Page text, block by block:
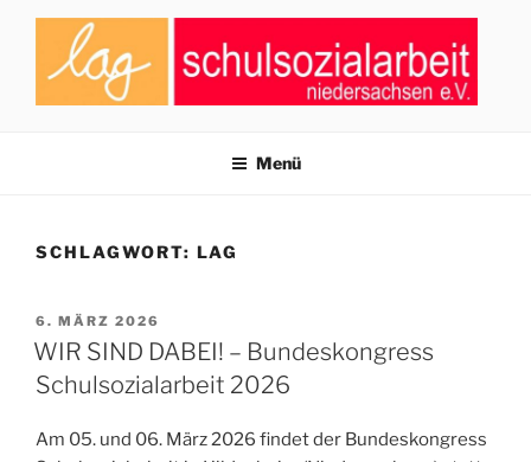
Zum
springen
NIEDERSACHSEN E.V.
Menü
SCHLAGWORT: LAG
VERÖFFENTLICHT
AM
6. MÄRZ 2026
WIR SIND DABEI! – Bundeskongress
Schulsozialarbeit 2026
Am 05. und 06. März 2026 findet der Bundeskongress